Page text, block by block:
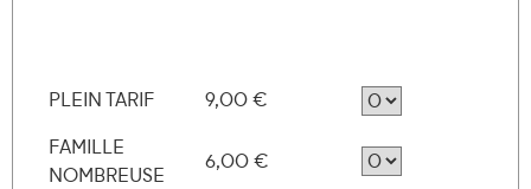
PLEIN TARIF
9,00 €
FAMILLE
NOMBREUSE
6,00 €